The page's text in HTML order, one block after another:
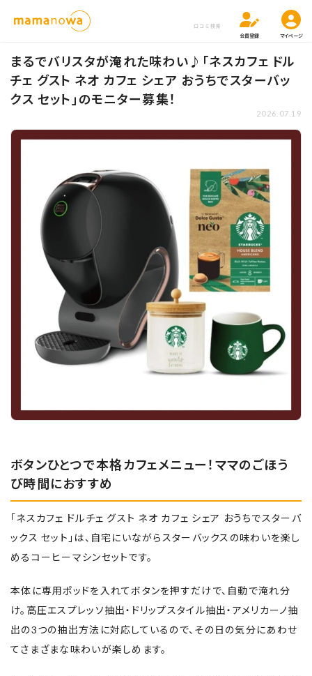
口コミ検索
会員登録
マイページ
まるでバリスタが淹れた味わい♪「ネスカフェ ドル
チェ グスト ネオ カフェ シェア おうちでスターバッ
クス セット」のモニター募集！
2026.07.19
ボタンひとつで本格カフェメニュー！ママのごほう
び時間におすすめ
「ネスカフェ ドルチェ グスト ネオ カフェ シェア おうちでスターバ
ックス セット」は、自宅にいながらスターバックスの味わいを楽し
めるコーヒーマシンセットです。
本体に専用ポッドを入れてボタンを押すだけで、自動で淹れ分
け。高圧エスプレッソ抽出・ドリップスタイル抽出・アメリカーノ抽
出の3つの抽出方法に対応しているので、その日の気分にあわせ
てさまざまな味わいが楽しめます。